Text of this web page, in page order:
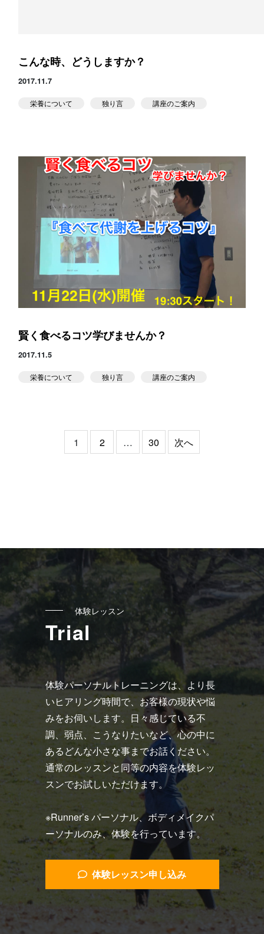
こんな時、どうしますか？
2017.11.7
栄養について 独り言 講座のご案内
賢く食べるコツ学びませんか？
2017.11.5
栄養について 独り言 講座のご案内
投
稿
送
り
1 2 … 30 次へ
体験レッスン
Trial
体験パーソナルトレーニングは、より長
いヒアリング時間で、お客様の現状や悩
みをお伺いします。日々感じている不
調、弱点、こうなりたいなど、心の中に
あるどんな小さな事までお話ください。
通常のレッスンと同等の内容を体験レッ
スンでお試しいただけます。
※Runner’s パーソナル、ボディメイクパ
ーソナルのみ、体験を行っています。
体験レッスン申し込み